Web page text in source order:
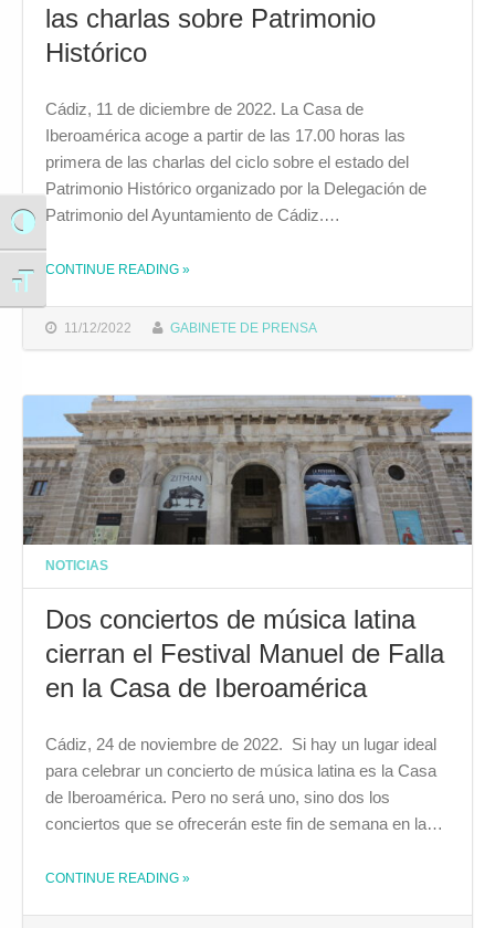
Alternar alto contraste
Alternar tamaño de letra
las charlas sobre Patrimonio
Histórico
11/12/2022 GABINETE DE PRENSA
Cádiz, 11 de diciembre de 2022. La Casa de
Iberoamérica acoge a partir de las 17.00 horas las
primera de las charlas del ciclo sobre el estado del
Patrimonio Histórico organizado por la Delegación de
Patrimonio del Ayuntamiento de Cádiz.…
CONTINUE READING THE "COMIENZA ESTE LUNES LA PRIMERA DE LAS CHARLAS SOBRE PATRIMONIO HISTÓRICO "
»
NOTICIAS
Dos conciertos de música latina
cierran el Festival Manuel de Falla
en la Casa de Iberoamérica
Cádiz, 24 de noviembre de 2022. Si hay un lugar ideal
para celebrar un concierto de música latina es la Casa
de Iberoamérica. Pero no será uno, sino dos los
conciertos que se ofrecerán este fin de semana en la…
CONTINUE READING THE "DOS CONCIERTOS DE MÚSICA LATINA CIERRAN EL FESTIVAL MANUEL DE FALLA EN LA CASA DE IBEROAMÉRICA"
»